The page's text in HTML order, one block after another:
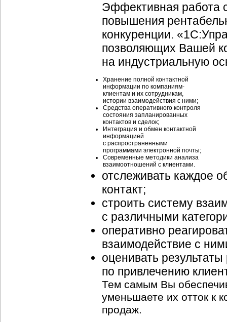
Эффективная работа
повышения
конкуренции.
позволяющих Вашей
на индустриальную
Хранение полной контактной
информации по компаниям-
клиентам и их сотрудникам,
истории взаимодействия с ними;
Средства оперативного контроля
состояния запланированных
контактов и сделок;
Интеграция и обмен контактной
информацией
с распространенными
программами электронной почты;
Современные методики анализа
взаимоотношений с клиентами.
отслеживать каждое
контакт;
строить систему
с различными
оперативно
взаимодействие с
оценивать
по привлечению
Тем самым Вы
уменьшаете их отток к
продаж.